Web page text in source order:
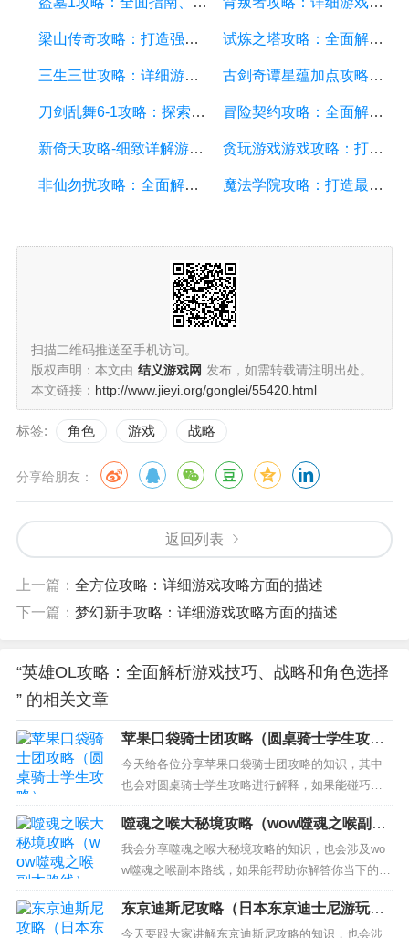
梁山传奇攻略：打造强大的英雄团队，征服江湖的必备指南 试炼之塔攻略：全面解析游戏技巧与策略，帮你征服每一层塔
三生三世攻略：详细游戏攻略方面的描述 古剑奇谭星蕴加点攻略：打造无敌战队，征服九州大陆
刀剑乱舞6-1攻略：探索副本、培养角色和战斗技巧详解 冒险契约攻略：全面解析游戏玩法、技巧和策略
新倚天攻略-细致详解游戏攻略，助你成为顶级侠客 贪玩游戏游戏攻略：打造最强角色的详细指南
非仙勿扰攻略：全面解析游戏攻略技巧、剧情解读和角色培养 魔法学院攻略：打造最强法师的详细游戏攻略指南
扫描二维码推送至手机访问。
版权声明：本文由 结义游戏网 发布，如需转载请注明出处。
本文链接： http://www.jieyi.org/gonglei/55420.html
标签: 角色 游戏 战略
分享给朋友：
返回列表
上一篇： 全方位攻略：详细游戏攻略方面的描述
下一篇： 梦幻新手攻略：详细游戏攻略方面的描述
“英雄OL攻略：全面解析游戏技巧、战略和角色选择
” 的相关文章
苹果口袋骑士团攻略（圆桌骑士学生攻
略）
今天给各位分享苹果口袋骑士团攻略的知识，其中
也会对圆桌骑士学生攻略进行解释，如果能碰巧解
决你现在面临的问题，别忘了关注本站，现在开始
吧！ 本文目录一览： 1、口袋奇兵宝藏徽章怎么获
得 2、爆莉萌天使主线任务和剧情 3、gta5线上发展
顺序 4、魔兽世界坐骑 5、WOW里在安格罗环形
山...
噬魂之喉大秘境攻略（wow噬魂之喉副本
路线）
我会分享噬魂之喉大秘境攻略的知识，也会涉及wo
w噬魂之喉副本路线，如果能帮助你解答你当下的问
题，别忘记关注我们吧！ 本文目录一览： 1、魔兽
世界噬魂之喉在哪，怎么去 2、噬魂之喉打完怎么出
去 3、wow噬魂之喉副本入口在哪里 魔兽噬魂之喉
东京迪斯尼攻略（日本东京迪士尼游玩攻
略）
今天要跟大家讲解东京迪斯尼攻略的知识，也会涉